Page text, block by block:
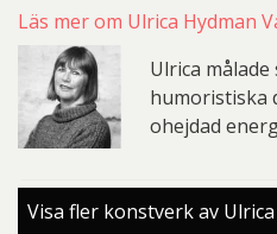
Läs mer om Ulrica Hydman
Ulrica
humoristiska
ohejdad
Visa fler konstverk av